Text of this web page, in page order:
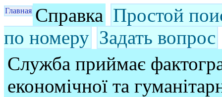
Главная Справка Простой
по номеру Задать вопрос
Служба приймає
економічної та